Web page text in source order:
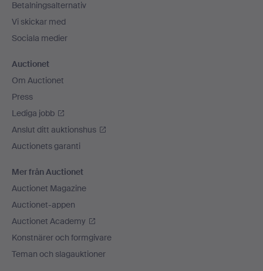
Betalningsalternativ
Vi skickar med
Sociala medier
Auctionet
Om Auctionet
Press
Lediga jobb
Anslut ditt auktionshus
Auctionets garanti
Mer från Auctionet
Auctionet Magazine
Auctionet-appen
Auctionet Academy
Konstnärer och formgivare
Teman och slagauktioner